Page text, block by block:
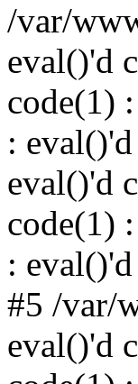
/var/
eval()'d
code(1)
:
eval()'d
code(1)
:
#5 /var/
eval()'d